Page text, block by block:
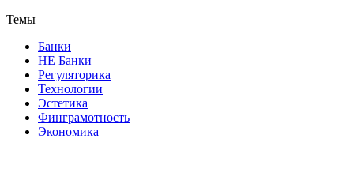
Темы
Банки
НЕ Банки
Регуляторика
Технологии
Эстетика
Финграмотность
Экономика